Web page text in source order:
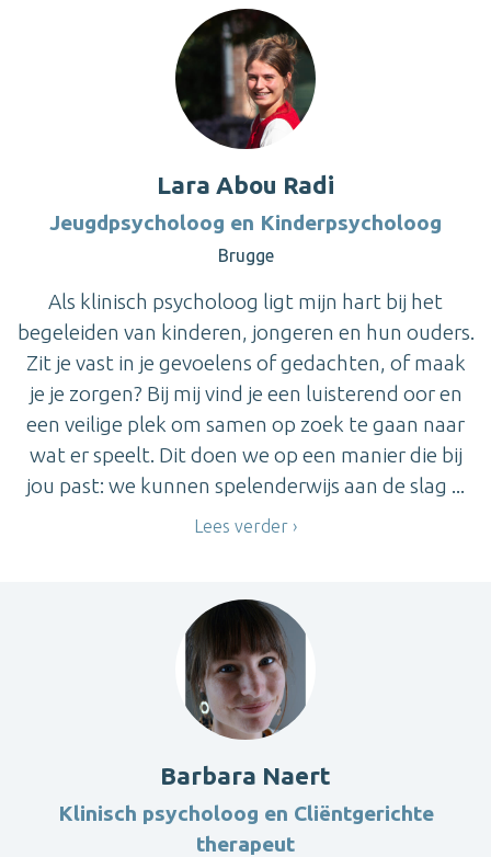
Lara Abou Radi
Jeugdpsycholoog en Kinderpsycholoog
Brugge
Als klinisch psycholoog ligt mijn hart bij het
begeleiden van kinderen, jongeren en hun ouders.
Zit je vast in je gevoelens of gedachten, of maak
je je zorgen? Bij mij vind je een luisterend oor en
een veilige plek om samen op zoek te gaan naar
wat er speelt. Dit doen we op een manier die bij
jou past: we kunnen spelenderwijs aan de slag ...
Lees verder
Barbara Naert
Klinisch psycholoog en Cliëntgerichte
therapeut